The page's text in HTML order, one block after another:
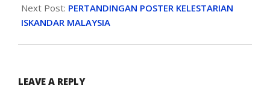
Next Post: PERTANDINGAN POSTER KELESTARIAN
ISKANDAR MALAYSIA
LEAVE A REPLY